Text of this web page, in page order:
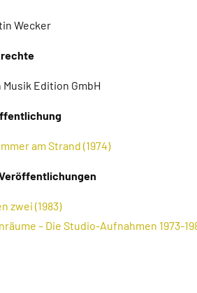
Wecker
Edition GmbH
am Strand (1974)
zwei (1983)
– Die Studio-Aufnahmen 1973-